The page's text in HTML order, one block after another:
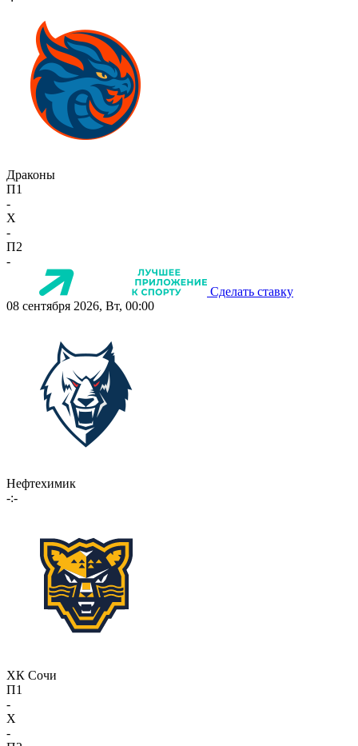
Драконы
П1
-
X
-
П2
-
Сделать ставку
08 сентября 2026, Вт, 00:00
Нефтехимик
-:-
ХК Сочи
П1
-
X
-